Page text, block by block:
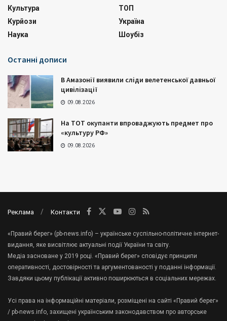
Культура
Курйози
Наука
ТОП
Україна
Шоубіз
Останні дописи
В Амазонії виявили сліди велетенської давньої
цивілізації
09.08.2026
На ТОТ окупанти впроваджують предмет про
«культуру РФ»
09.08.2026
Реклама Контакти
«Правий берег» (pb-news.info) – українське суспільно-політичне інтернет-
видання, яке висвітлює актуальні події України та світу.
Медіа засноване у 2019 році. «Правий берег» сповідує принципи
оперативності, достовірності та аргументованості у поданні інформації.
Завдяки цьому публікації активно поширюються в соціальних мережах.
Усі права на інформаційні матеріали, розміщені на сайті «Правий берег»
/ pb-news.info, захищені українським законодавством про авторське